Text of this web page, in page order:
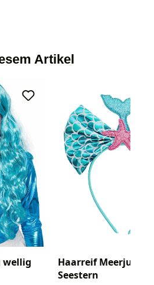
Artikel
wellig
Haarreif
Seestern